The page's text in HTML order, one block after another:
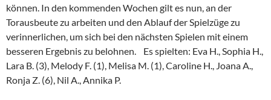
können. In den kommenden Wochen gilt es nun, an der
Torausbeute zu arbeiten und den Ablauf der Spielzüge zu
verinnerlichen, um sich bei den nächsten Spielen mit einem
besseren Ergebnis zu belohnen. Es spielten: Eva H., Sophia H.,
Lara B. (3), Melody F. (1), Melisa M. (1), Caroline H., Joana A.,
Ronja Z. (6), Nil A., Annika P.